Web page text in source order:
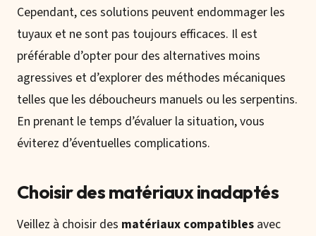
Cependant, ces solutions peuvent endommager les
tuyaux et ne sont pas toujours efficaces. Il est
préférable d’opter pour des alternatives moins
agressives et d’explorer des méthodes mécaniques
telles que les déboucheurs manuels ou les serpentins.
En prenant le temps d’évaluer la situation, vous
éviterez d’éventuelles complications.
Choisir des matériaux inadaptés
Veillez à choisir des matériaux compatibles avec